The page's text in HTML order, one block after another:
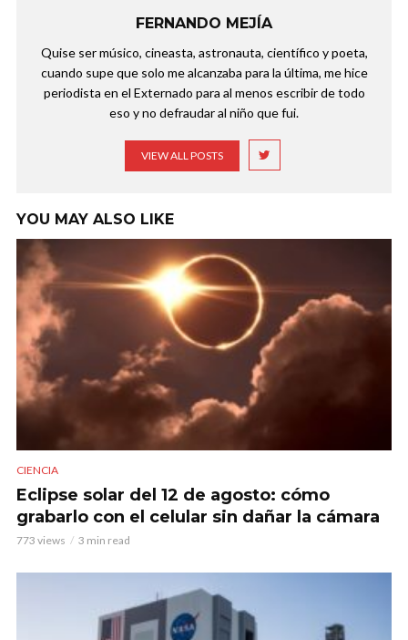
FERNANDO MEJÍA
Quise ser músico, cineasta, astronauta, científico y poeta,
cuando supe que solo me alcanzaba para la última, me hice
periodista en el Externado para al menos escribir de todo
eso y no defraudar al niño que fui.
VIEW ALL POSTS
YOU MAY ALSO LIKE
CIENCIA
Eclipse solar del 12 de agosto: cómo
grabarlo con el celular sin dañar la cámara
773 views 3 min read